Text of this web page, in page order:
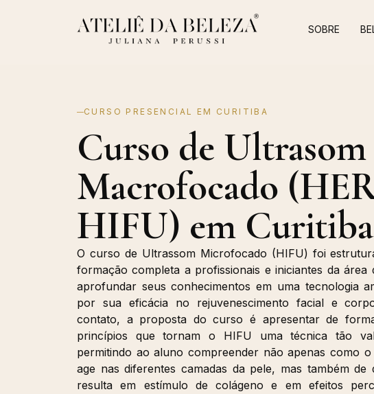
SOBRE
CURSO PRESENCIAL EM CURITIBA
Curso de
Macrofocado
HIFU) em Curitiba
O curso de Ultrassom Microfocado (HIFU) foi
formação completa a profissionais e iniciantes da área
aprofundar seus conhecimentos em uma tecnologia
por sua eficácia no rejuvenescimento facial e
contato, a proposta do curso é apresentar de
princípios que tornam o HIFU uma técnica tão
permitindo ao aluno compreender não apenas como
age nas diferentes camadas da pele, mas também de
resulta em estímulo de colágeno e em efeitos